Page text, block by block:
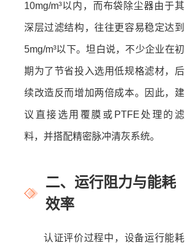
10mg/m³以内，而布袋除尘器由于其
深层过滤结构，往往更容易稳定达到
5mg/m³以下。坦白说，不少企业在初
期为了节省投入选用低规格滤材，后
续改造反而增加两倍成本。因此，建
议直接选用覆膜或PTFE处理的滤
料，并搭配精密脉冲清灰系统。
二、运行阻力与能耗
效率
认证评价过程中，设备运行能耗